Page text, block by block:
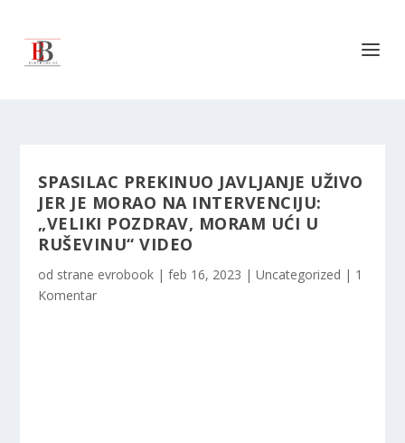
SPASILAC PREKINUO JAVLJANJE UŽIVO
JER JE MORAO NA INTERVENCIJU:
„VELIKI POZDRAV, MORAM UĆI U
RUŠEVINU“ VIDEO
od strane evrobook |feb 16, 2023 |Uncategorized | 1
Komentar